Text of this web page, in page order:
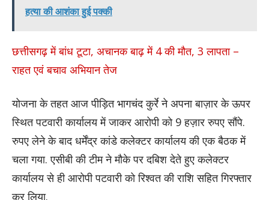
हत्या की आशंका हुई पक्की
छत्तीसगढ़ में बांध टूटा, अचानक बाढ़ में 4 की मौत, 3 लापता –
राहत एवं बचाव अभियान तेज
योजना के तहत आज पीड़ित भागचंद कुर्रे ने अपना बाज़ार के ऊपर
स्थित पटवारी कार्यालय में जाकर आरोपी को 9 हज़ार रुपए सौंपे.
रुपए लेने के बाद धर्मेंद्र कांडे कलेक्टर कार्यालय की एक बैठक में
चला गया. एसीबी की टीम ने मौके पर दबिश देते हुए कलेक्टर
कार्यालय से ही आरोपी पटवारी को रिश्वत की राशि सहित गिरफ्तार
कर लिया.